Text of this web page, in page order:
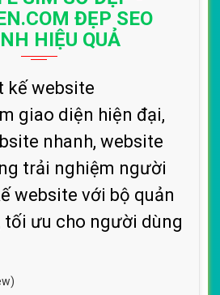
ĐẸP SEO
HIỆU QUẢ
kế website
giao diện hiện đại,
nhanh, website
trải nghiệm người
website với bộ quản
tối ưu cho người dùng